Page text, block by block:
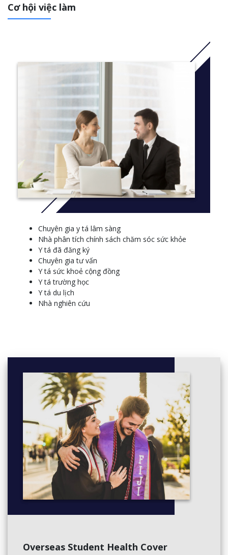
Cơ hội việc làm
Chuyên gia y tá lâm sàng
Nhà phân tích chính sách chăm sóc sức khỏe
Y tá đã đăng ký
Chuyên gia tư vấn
Y tá sức khoẻ cộng đồng
Y tá trường học
Y tá du lịch
Nhà nghiên cứu
Overseas Student Health Cover